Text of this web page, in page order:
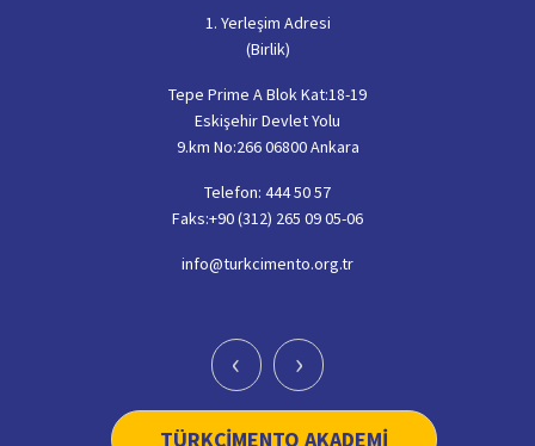
1. Yerleşim Adresi
(Birlik)
Tepe Prime A Blok Kat:18-19
Eskişehir Devlet Yolu
9.km No:266 06800 Ankara
Telefon: 444 50 57
Faks:+90 (312) 265 09 05-06
info@turkcimento.org.tr
‹ ›
TÜRKÇİMENTO AKADEMİ